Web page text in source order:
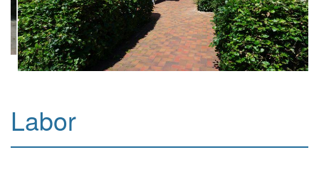
Kontakt & Anfahrt
Labor